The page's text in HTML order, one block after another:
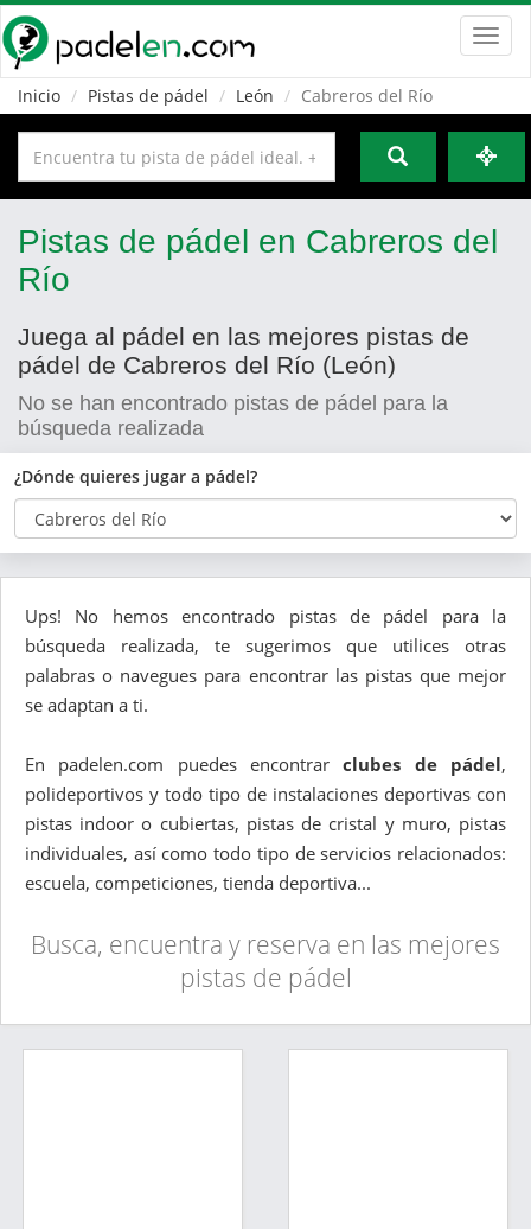
Inicio
Pistas de pádel León Cabreros del Río
Pistas de pádel en Cabreros del
Río
Juega al pádel en las mejores pistas de
pádel de Cabreros del Río (León)
No se han encontrado pistas de pádel para la
búsqueda realizada
¿Dónde quieres jugar a pádel?
Ups! No hemos encontrado pistas de pádel para la
búsqueda realizada, te sugerimos que utilices otras
palabras o navegues para encontrar las pistas que mejor
se adaptan a ti.
En padelen.com puedes encontrarclubes de pádel,
polideportivos y todo tipo de instalaciones deportivas con
pistas indoor o cubiertas, pistas de cristal y muro, pistas
individuales, así como todo tipo de servicios relacionados:
escuela, competiciones, tienda deportiva...
Busca, encuentra y reserva en las mejores
pistas de pádel